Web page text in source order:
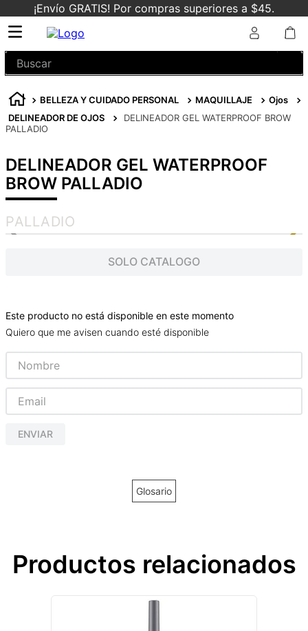
¡Envío GRATIS! Por compras superiores a $45.
Buscar
BELLEZA Y CUIDADO PERSONAL MAQUILLAJE
Ojos
DELINEADOR DE OJOS
DELINEADOR GEL WATERPROOF BROW
PALLADIO
DELINEADOR GEL WATERPROOF
BROW PALLADIO
PALLADIO
SOLO CATALOGO
Este producto no está disponible en este momento
Quiero que me avisen cuando esté disponible
ENVIAR
Glosario
Productos relacionados